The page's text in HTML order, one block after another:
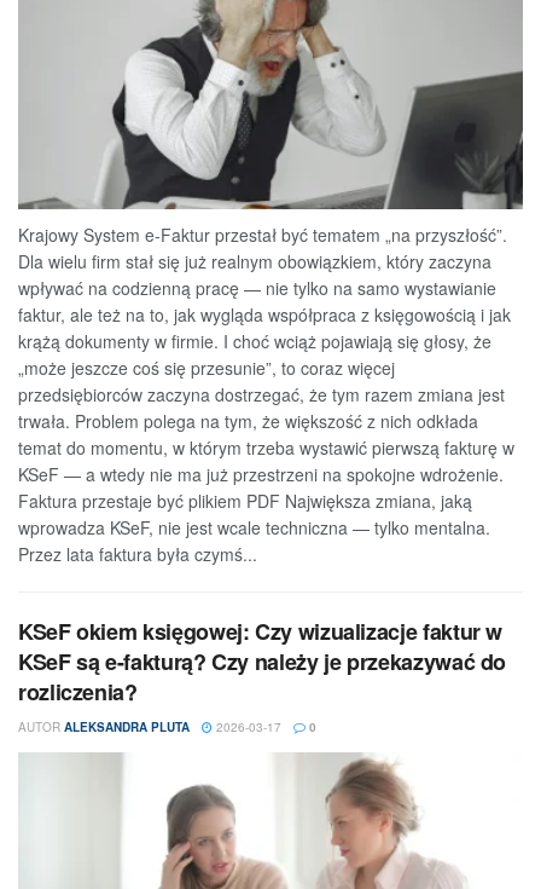
Krajowy System e-Faktur przestał być tematem „na przyszłość”.
Dla wielu firm stał się już realnym obowiązkiem, który zaczyna
wpływać na codzienną pracę — nie tylko na samo wystawianie
faktur, ale też na to, jak wygląda współpraca z księgowością i jak
krążą dokumenty w firmie. I choć wciąż pojawiają się głosy, że
„może jeszcze coś się przesunie”, to coraz więcej
przedsiębiorców zaczyna dostrzegać, że tym razem zmiana jest
trwała. Problem polega na tym, że większość z nich odkłada
temat do momentu, w którym trzeba wystawić pierwszą fakturę w
KSeF — a wtedy nie ma już przestrzeni na spokojne wdrożenie.
Faktura przestaje być plikiem PDF Największa zmiana, jaką
wprowadza KSeF, nie jest wcale techniczna — tylko mentalna.
Przez lata faktura była czymś...
KSeF okiem księgowej: Czy wizualizacje faktur w
KSeF są e-fakturą? Czy należy je przekazywać do
rozliczenia?
AUTOR ALEKSANDRA PLUTA 2026-03-17 0